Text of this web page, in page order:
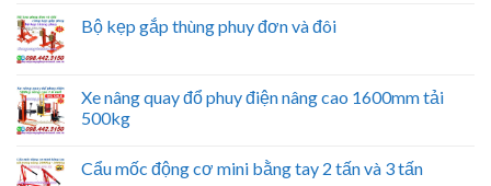
Bộ kẹp gắp thùng phuy đơn và đôi
Xe nâng quay đổ phuy điện nâng cao 1600mm tải
500kg
Cẩu mốc động cơ mini bằng tay 2 tấn và 3 tấn